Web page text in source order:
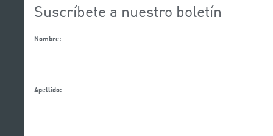
Suscríbete a nuestro boletín
Nombre:
Apellido: